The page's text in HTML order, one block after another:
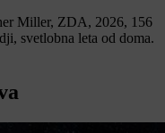
Miller, ZDA, 2026, 156
svetlobna leta od doma.